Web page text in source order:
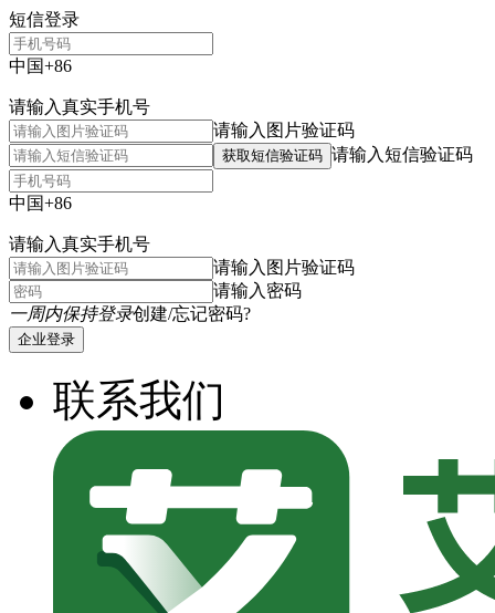
短信登录
中国+86
请输入真实手机号
请输入图片验证码
获取短信验证码 请输入短信验证码
中国+86
请输入真实手机号
请输入图片验证码
请输入密码
一周内保持登录创建/忘记密码?
企业登录
联系我们